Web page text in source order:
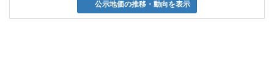
公示地価の推移・動向を表示